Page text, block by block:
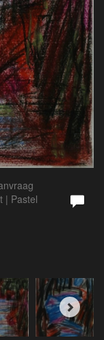
| Pastel